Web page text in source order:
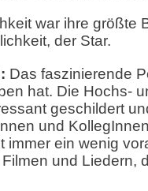
war ihre größte
der Star.
Das faszinierende
hat. Die Hochs-
geschildert
und
immer ein wenig
und Liedern,